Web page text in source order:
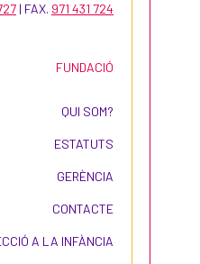
| FAX. 971 431 724
FUNDACIÓ
QUI SOM?
ESTATUTS
GERÈNCIA
CONTACTE
A LA INFÀNCIA